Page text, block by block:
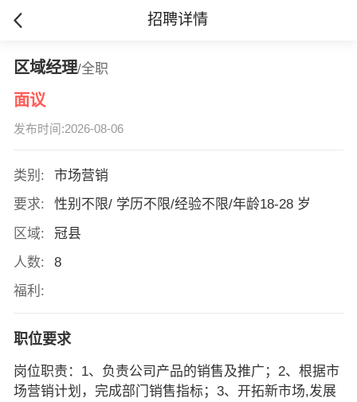
招聘详情
区域经理/全职
面议
发布时间:2026-08-06
类别:
市场营销
要求:
性别不限/ 学历不限/经验不限/年龄18-28 岁
区域:
冠县
人数:
8
福利:
职位要求
岗位职责：1、负责公司产品的销售及推广；2、根据市
场营销计划，完成部门销售指标；3、开拓新市场,发展